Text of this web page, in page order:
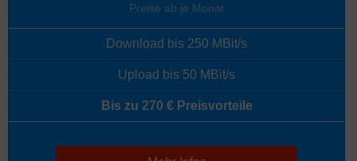
Preise ab je Monat
Download bis 250 MBit/s
Upload bis 50 MBit/s
Bis zu 270 € Preisvorteile